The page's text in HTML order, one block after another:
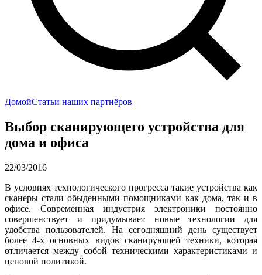
ДомойСтатьи наших партнёров
Выбор сканирующего устройства для
дома и офиса
22/03/2016
В условиях технологического прогресса такие устройства как
сканеры стали обыденными помощниками как дома, так и в
офисе. Современная индустрия электроники постоянно
совершенствует и придумывает новые технологии для
удобства пользователей. На сегодняшний день существует
более 4-х основных видов сканирующей техники, которая
отличается между собой техническими характеристиками и
ценовой политикой.